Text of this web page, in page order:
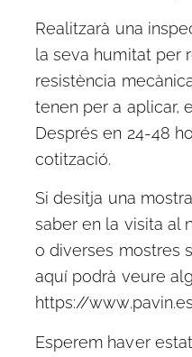
Realitzarà una
la seva humitat per
resistència
tenen per a aplicar,
Després en 24-48
cotització.
Si desitja una
saber en la visita al
o diverses mostres
aquí podrà veure
https://
Esperem haver